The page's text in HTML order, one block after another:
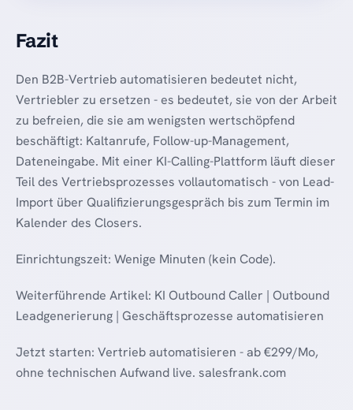
Fazit
Den B2B-Vertrieb automatisieren bedeutet nicht,
Vertriebler zu ersetzen - es bedeutet, sie von der Arbeit
zu befreien, die sie am wenigsten wertschöpfend
beschäftigt: Kaltanrufe, Follow-up-Management,
Dateneingabe. Mit einer KI-Calling-Plattform läuft dieser
Teil des Vertriebsprozesses vollautomatisch - von Lead-
Import über Qualifizierungsgespräch bis zum Termin im
Kalender des Closers.
Einrichtungszeit: Wenige Minuten (kein Code).
Weiterführende Artikel: KI Outbound Caller | Outbound
Leadgenerierung | Geschäftsprozesse automatisieren
Jetzt starten: Vertrieb automatisieren - ab €299/Mo,
ohne technischen Aufwand live. salesfrank.com